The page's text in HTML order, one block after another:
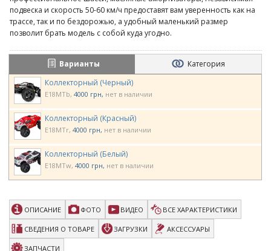
подвеска и скорость 50-60 км/ч предоставят вам уверенность как на
трассе, так и по бездорожью, а удобный маленький размер
позволит брать модель с собой куда угодно.
Варианты
Категория
Коллекторный (Черный)
E18MTb 4000 грн нет в наличии
Коллекторный (Красный)
E18MTr 4000 грн нет в наличии
Коллекторный (Белый)
E18MTw 4000 грн нет в наличии
ОПИСАНИЕ ФОТО ВИДЕО ВСЕ ХАРАКТЕРИСТИКИ
СВЕДЕНИЯ О ТОВАРЕ ЗАГРУЗКИ АКСЕССУАРЫ
ЗАПЧАСТИ